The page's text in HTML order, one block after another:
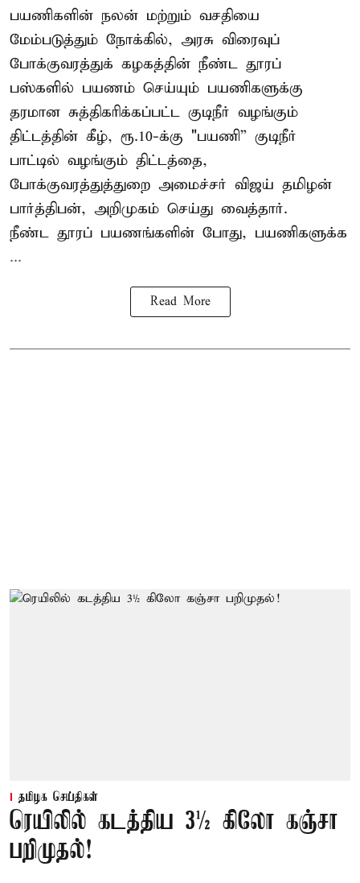
பயணிகளின் நலன் மற்றும் வசதியை
மேம்படுத்தும் நோக்கில், அரசு விரைவுப்
போக்குவரத்துக் கழகத்தின் நீண்ட தூரப்
பஸ்களில் பயணம் செய்யும் பயணிகளுக்கு
தரமான சுத்திகரிக்கப்பட்ட குடிநீர் வழங்கும்
திட்டத்தின் கீழ், ரூ.10-க்கு "பயணி” குடிநீர்
பாட்டில் வழங்கும் திட்டத்தை,
போக்குவரத்துத்துறை அமைச்சர் விஜய் தமிழன்
பார்த்திபன், அறிமுகம் செய்து வைத்தார்.
நீண்ட தூரப் பயணங்களின் போது, பயணிகளுக்க
...
Read More
தமிழக செய்திகள்
ரெயிலில் கடத்திய 3½ கிலோ கஞ்சா
பறிமுதல்!